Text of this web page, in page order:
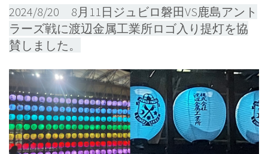
2024/8/20 8月11日ジュビロ磐田VS鹿島アント
ラーズ戦に渡辺金属工業所ロゴ入り提灯を協
賛しました。